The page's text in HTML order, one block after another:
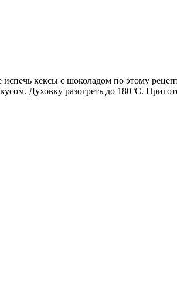
кексы с шоколадом по этому
Духовку разогреть до 180°С.